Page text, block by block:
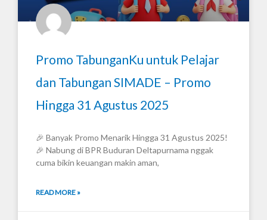
Promo TabunganKu untuk Pelajar
dan Tabungan SIMADE – Promo
Hingga 31 Agustus 2025
🎉 Banyak Promo Menarik Hingga 31 Agustus 2025!
🎉 Nabung di BPR Buduran Deltapurnama nggak
cuma bikin keuangan makin aman,
READ MORE »